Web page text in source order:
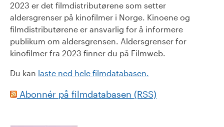
2023 er det filmdistributørene som setter
aldersgrenser på kinofilmer i Norge. Kinoene og
filmdistributørene er ansvarlig for å informere
publikum om aldersgrensen. Aldersgrenser for
kinofilmer fra 2023 finner du på Filmweb.
Du kan laste ned hele filmdatabasen.
Abonnér på filmdatabasen (RSS)